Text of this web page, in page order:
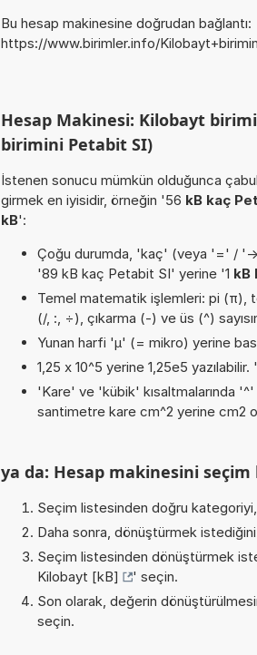
Bu hesap makinesine doğrudan bağlantı:
https://www.birimler.info/
Hesap Makinesi: Kilobayt
birimini Petabit SI)
İstenen sonucu mümkün olduğunca
girmek en iyisidir, örneğin '56 kB kaç
kB':
Çoğu durumda, 'kaç' (veya '=' / '-
'89 kB kaç Petabit SI' yerine '1 kB
Temel matematik işlemleri: pi (π),
(/, :, ÷), çıkarma (-) ve üs (^)
Yunan harfi 'µ' (= mikro) yerine
1,25 x 10^5 yerine 1,25e5
'Kare' ve 'kübik' kısaltmalarında
santimetre kare cm^2 yerine cm2
ya da: Hesap makinesini
Seçim listesinden doğru
Daha sonra, dönüştürmek
Seçim listesinden dönüştürmek
Kilobayt [kB]
' seçin.
Son olarak, değerin
seçin.